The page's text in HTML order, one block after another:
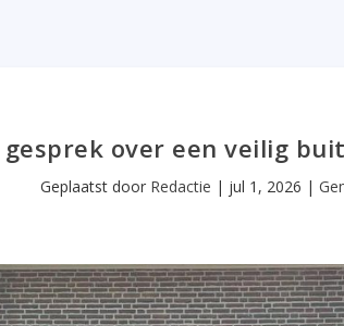
gesprek over een veilig
Geplaatst door Redactie | jul 1, 2026 |